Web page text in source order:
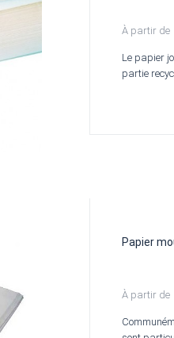
À partir de
Le papier
partie
Papier
À partir de